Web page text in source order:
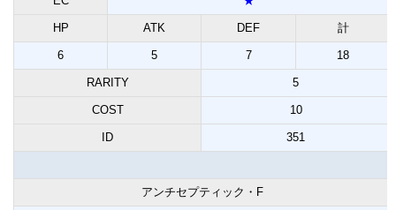
HP ATK DEF 計
6 5 7 18
RARITY 5
COST 10
ID 351
アンチセプティック・F